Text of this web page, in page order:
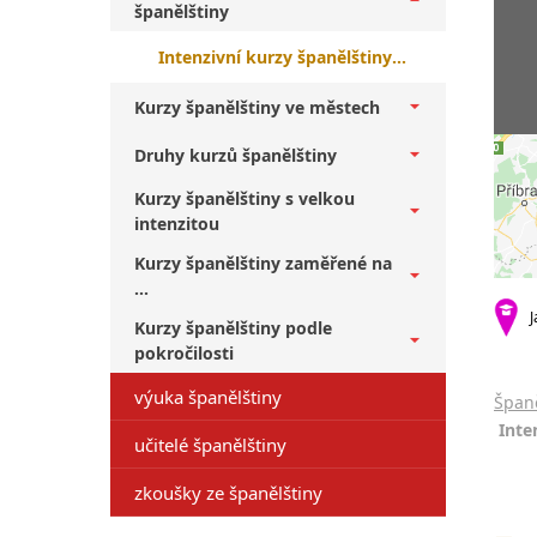
španělštiny
Intenzivní kurzy španělštiny Sedlčany + začátečníci
Kurzy španělštiny ve městech
Druhy kurzů španělštiny
Kurzy španělštiny s velkou
intenzitou
Kurzy španělštiny zaměřené na
...
Kurzy španělštiny podle
pokročilosti
výuka španělštiny
učitelé španělštiny
zkoušky ze španělštiny